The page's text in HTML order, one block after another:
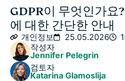
GDPR은 쉽게 설명하면 무엇
GDPR이 도입된 이유
GDPR의 적용 대상
GDPR이 무엇인가요
에 대한 간단한 안내
개인정보 25.05.2026
작성자
Jennifer Pelegrin
검토자
Katarina Glamoslija